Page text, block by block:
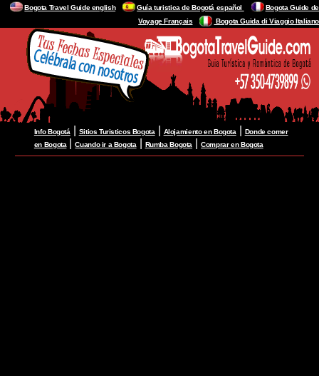
Bogota Travel Guide english Guía turistica de Bogotá español
Bogota Guide de
Voyage Français
Bogota Guida di Viaggio Italiano
Info Bogotá Sitios Turisticos Bogota Alojamiento en Bogota
Donde comer
en Bogota
|Cuando ir a Bogota Rumba Bogota |Comprar en Bogota